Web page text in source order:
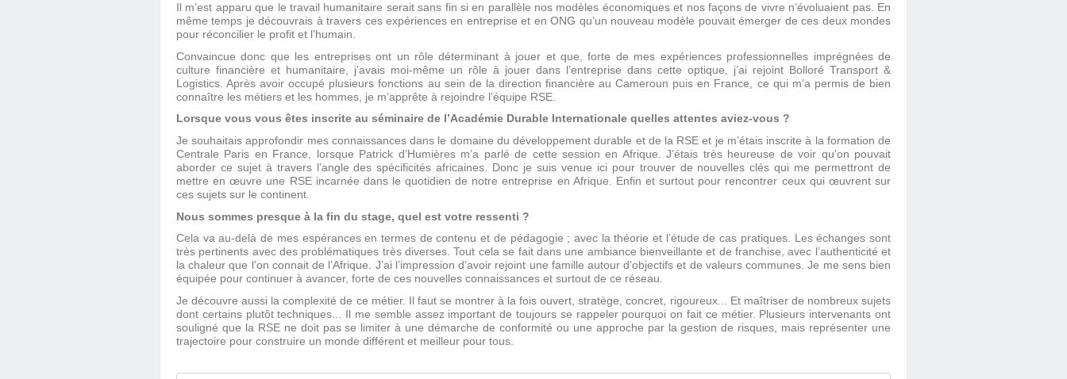
Il m’est apparu que le travail humanitaire serait sans fin si en parallèle nos modèles économiques et nos façons de vivre n’évoluaient pas. En
même temps je découvrais à travers ces expériences en entreprise et en ONG qu’un nouveau modèle pouvait émerger de ces deux mondes
pour réconcilier le profit et l’humain.
Convaincue donc que les entreprises ont un rôle déterminant à jouer et que, forte de mes expériences professionnelles imprégnées de
culture financière et humanitaire, j’avais moi-même un rôle à jouer dans l’entreprise dans cette optique, j’ai rejoint Bolloré Transport &
Logistics. Après avoir occupé plusieurs fonctions au sein de la direction financière au Cameroun puis en France, ce qui m’a permis de bien
connaître les métiers et les hommes, je m’apprête à rejoindre l’équipe RSE.
Lorsque vous vous êtes inscrite au séminaire de l’Académie Durable Internationale quelles attentes aviez-vous ?
Je souhaitais approfondir mes connaissances dans le domaine du développement durable et de la RSE et je m’étais inscrite à la formation de
Centrale Paris en France, lorsque Patrick d’Humières m’a parlé de cette session en Afrique. J’étais très heureuse de voir qu’on pouvait
aborder ce sujet à travers l’angle des spécificités africaines. Donc je suis venue ici pour trouver de nouvelles clés qui me permettront de
mettre en œuvre une RSE incarnée dans le quotidien de notre entreprise en Afrique. Enfin et surtout pour rencontrer ceux qui œuvrent sur
ces sujets sur le continent.
Nous sommes presque à la fin du stage, quel est votre ressenti ?
Cela va au-delà de mes espérances en termes de contenu et de pédagogie ; avec la théorie et l’étude de cas pratiques. Les échanges sont
très pertinents avec des problématiques très diverses. Tout cela se fait dans une ambiance bienveillante et de franchise, avec l’authenticité et
la chaleur que l’on connait de l’Afrique. J’ai l’impression d’avoir rejoint une famille autour d’objectifs et de valeurs communes. Je me sens bien
équipée pour continuer à avancer, forte de ces nouvelles connaissances et surtout de ce réseau.
Je découvre aussi la complexité de ce métier. Il faut se montrer à la fois ouvert, stratège, concret, rigoureux... Et maîtriser de nombreux sujets
dont certains plutôt techniques... Il me semble assez important de toujours se rappeler pourquoi on fait ce métier. Plusieurs intervenants ont
souligné que la RSE ne doit pas se limiter à une démarche de conformité ou une approche par la gestion de risques, mais représenter une
trajectoire pour construire un monde différent et meilleur pour tous.